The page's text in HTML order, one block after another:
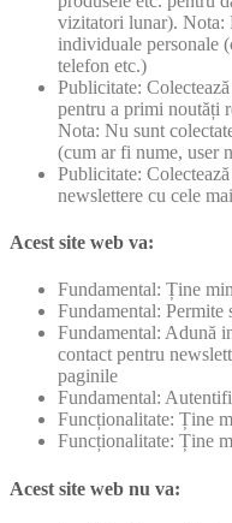
vizitatori lunar). Nota:
individuale personale
telefon etc.)
Publicitate:
pentru a primi noutăți
Nota: Nu sunt
(cum ar fi nume, user
Publicitate:
newslettere cu cele
Acest site web va:
Fundamental: Ține
Fundamental: Permite
Fundamental: Adună
contact pentru
paginile
Fundamental:
Funcționalitate: Ține
Funcționalitate: Ține
Acest site web nu va: